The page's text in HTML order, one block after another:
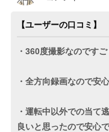
【ユーザーの口コミ】
・360度撮影なのです
・全方向録画なので安
・運転中以外での当て
良いと思ったので安心で